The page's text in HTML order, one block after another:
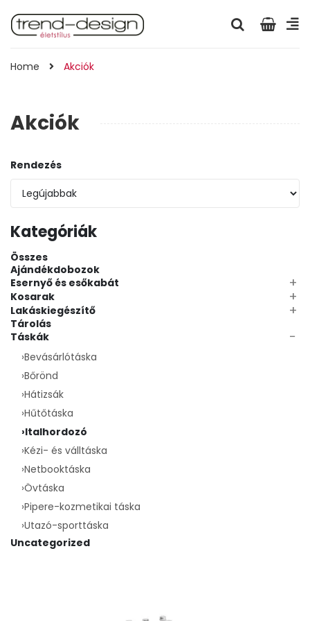
Home Akciók
Akciók
Rendezés
Kategóriák
Összes
Ajándékdobozok
Esernyő és esőkabát
+
Kosarak +
Lakáskiegészítő +
Tárolás
Táskák
−
›Bevásárlótáska
›Bőrönd
›Hátizsák
›Hűtőtáska
›Italhordozó
›Kézi- és válltáska
›Netbooktáska
›Övtáska
›Pipere-kozmetikai táska
›Utazó-sporttáska
Uncategorized